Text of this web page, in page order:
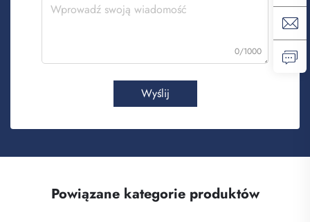
0/1000
Wyślij
Powiązane kategorie produktów